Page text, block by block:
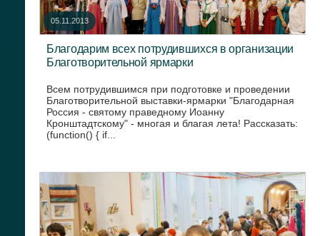
05.11.2013
Благодарим всех потрудившихся в организации
Благотворительной ярмарки
Всем потрудившимся при подготовке и проведении
Благотворительной выставки-ярмарки "Благодарная
Россия - святому праведному Иоанну
Кронштадтскому" - многая и благая лета! Рассказать:
(function() { if...